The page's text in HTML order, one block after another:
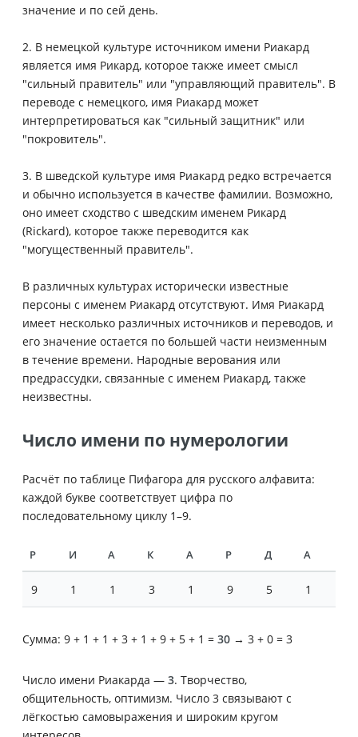
значение и по сей день.
2. В немецкой культуре источником имени Риакард
является имя Рикард, которое также имеет смысл
"сильный правитель" или "управляющий правитель". В
переводе с немецкого, имя Риакард может
интерпретироваться как "сильный защитник" или
"покровитель".
3. В шведской культуре имя Риакард редко встречается
и обычно используется в качестве фамилии. Возможно,
оно имеет сходство с шведским именем Рикард
(Rickard), которое также переводится как
"могущественный правитель".
В различных культурах исторически известные
персоны с именем Риакард отсутствуют. Имя Риакард
имеет несколько различных источников и переводов, и
его значение остается по большей части неизменным
в течение времени. Народные верования или
предрассудки, связанные с именем Риакард, также
неизвестны.
Число имени по нумерологии
Расчёт по таблице Пифагора для русского алфавита:
каждой букве соответствует цифра по
последовательному циклу 1–9.
Р И А К А Р Д А
9 1 1 3 1 9 5 1
Сумма: 9 + 1 + 1 + 3 + 1 + 9 + 5 + 1 = 30 → 3 + 0 = 3
Число имени Риакарда — 3. Творчество,
общительность, оптимизм. Число 3 связывают с
лёгкостью самовыражения и широким кругом